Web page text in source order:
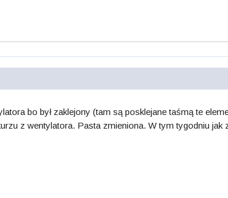
bo był zaklejony (tam są posklejane taśmą te
z wentylatora. Pasta zmieniona. W tym tygodniu jak